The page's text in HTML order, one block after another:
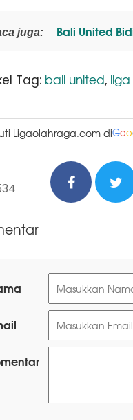
juga: Bali United
Tag: bali united, liga
Ligaolahraga.com diGoo